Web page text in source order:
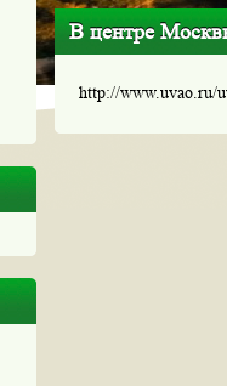
В центре
http://www.uvao.ru/